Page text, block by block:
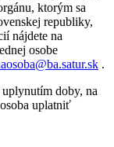
ktorým sa
republiky,
nájdete na
osobe
.
doby, na
uplatniť